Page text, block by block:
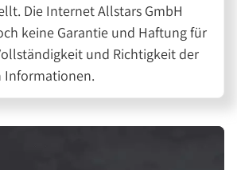
Die Internet Allstars GmbH
keine Garantie und Haftung für
und Richtigkeit der
Informationen.